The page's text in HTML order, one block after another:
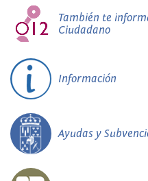
También te
Ciudadano
Información
Ayudas y